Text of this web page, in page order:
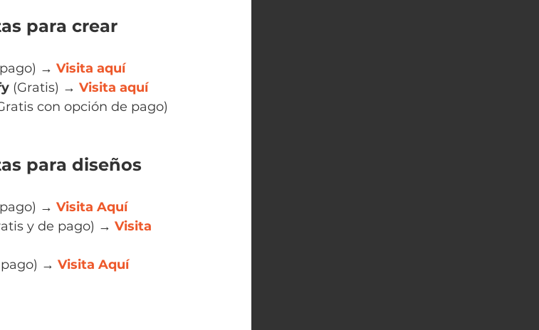
para crear
→ Visita aquí
(Gratis) → Visita aquí
con opción de pago)
para diseños
→ Visita Aquí
y de pago) → Visita
→ Visita Aquí